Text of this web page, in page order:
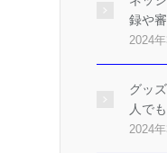
録や
2024
グッ
人で
2024